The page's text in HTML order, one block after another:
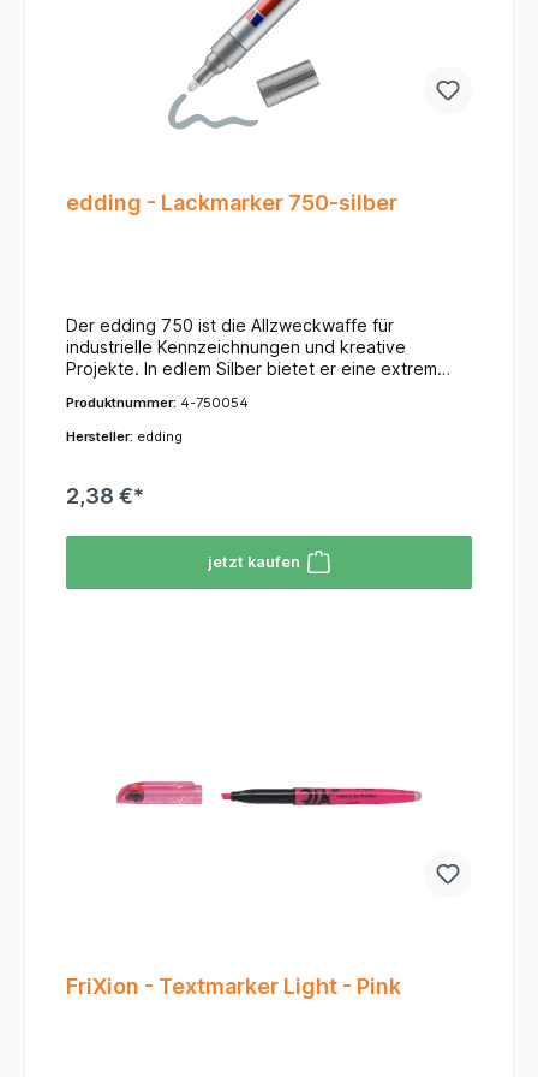
edding - Lackmarker 750-silber
Der edding 750 ist die Allzweckwaffe für
industrielle Kennzeichnungen und kreative
Projekte. In edlem Silber bietet er eine extrem
glatten oder transparenten Oberflächen ihre volle
Wirkung entfaltet. Ob in der Fertigung oder beim
einen Blick:Stark deckendes Finish: Die lackartige
das selbst auf dunklen Materialien (z. B.
schwarzes Metall oder Glas) perfekt sichtbar
ist.Robuste Rundspitze: Mit einer Strichbreite von
Qualität: Der Aluminiumschaft sorgt für Stabilität
und Langlebigkeit im täglichen Einsatz.
Produktnummer: 4-750054
Hersteller: edding
2,38 €*
jetzt kaufen
FriXion - Textmarker Light - Pink